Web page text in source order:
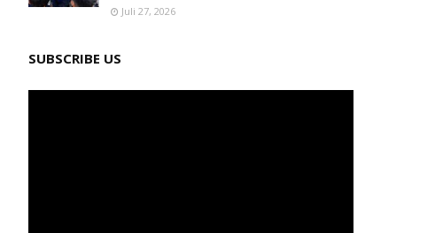
Juli 27, 2026
SUBSCRIBE US